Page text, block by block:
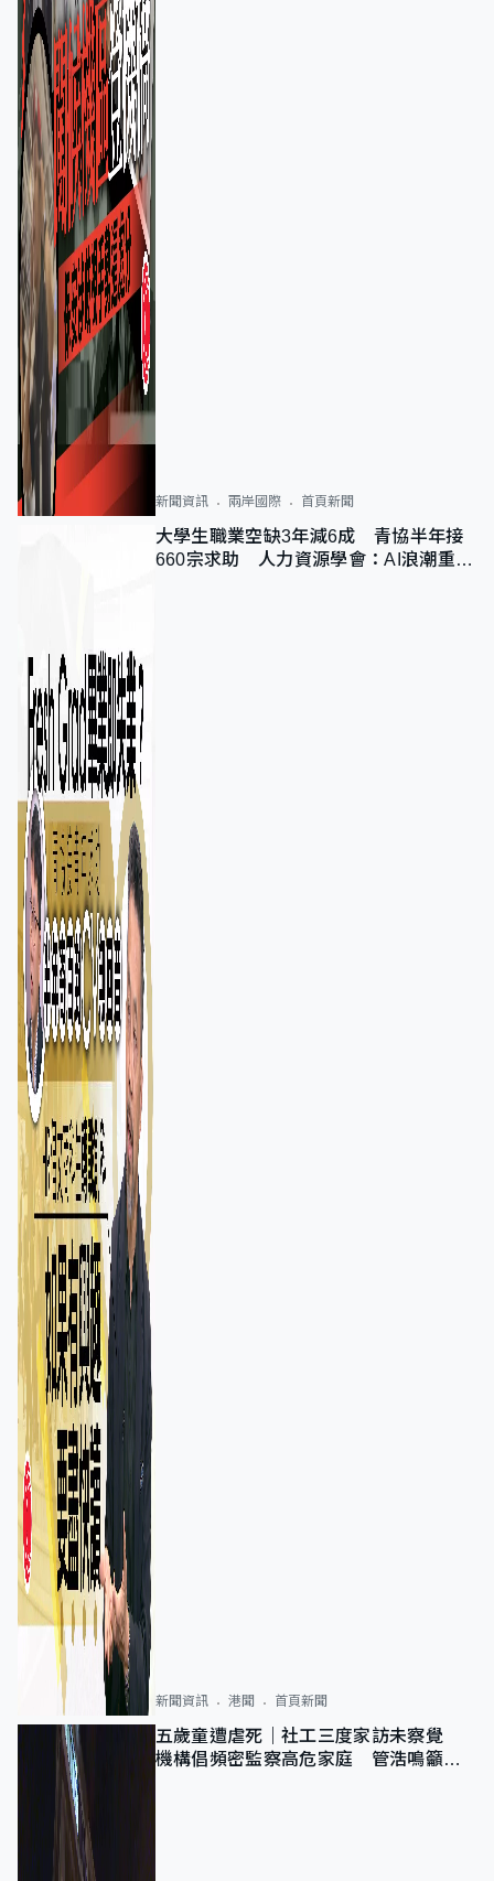
新聞資訊 兩岸國際 首頁新聞
大學生職業空缺3年減6成 青協半年接
660宗求助 人力資源學會：AI浪潮重整
新聞資訊 港聞 首頁新聞
五歲童遭虐死｜社工三度家訪未察覺
機構倡頻密監察高危家庭 管浩鳴籲加